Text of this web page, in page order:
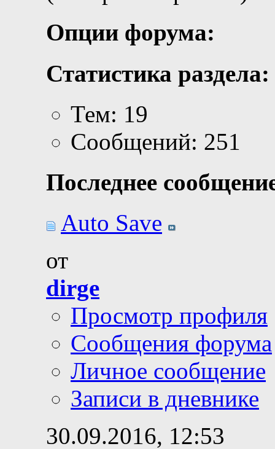
Опции форума:
Статистика раздела:
Тем: 19
Сообщений: 251
Последнее
Auto Save
от
dirge
Просмотр профиля
Сообщения форума
Личное сообщение
Записи в дневнике
30.09.2016, 12:53